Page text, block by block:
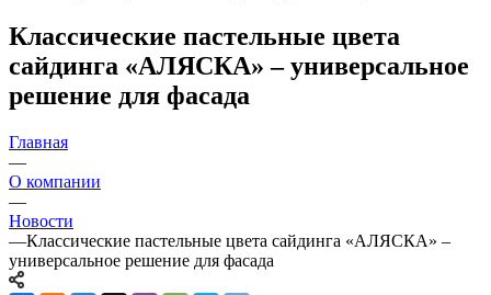
Классические пастельные цвета
сайдинга «АЛЯСКА» – универсальное
решение для фасада
Главная
—
О компании
—
Новости
—Классические пастельные цвета сайдинга «АЛЯСКА» –
универсальное решение для фасада